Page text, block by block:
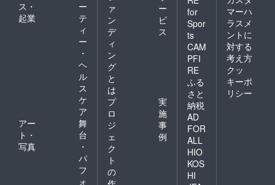
ス・
起業
ー
テ
ィ
ー
・
ヘ
ル
ス
ケ
ア
アー
ト・
写真
舞
台
・
パ
フ
ォ
ァ
ン
デ
ィ
ン
グ
と
は
ー
ビ
ス
プ
ロ
ジ
ェ
ク
ト
の
実
施
事
例
for
Spor
ts
CAM
PFI
RE
ふる
さと
納税
AD
FOR
ALL
HIO
KOS
HI
マーハ
ラスメ
ントに
対する
考え方
クッ
キーポ
リシー